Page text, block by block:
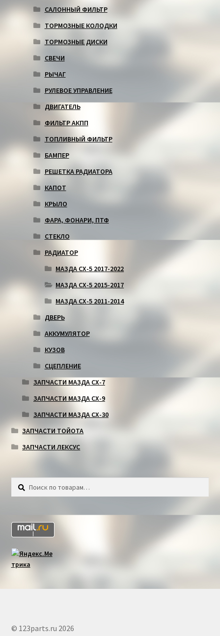
САЛОННЫЙ ФИЛЬТР
ТОРМОЗНЫЕ КОЛОДКИ
ТОРМОЗНЫЕ ДИСКИ
СВЕЧИ
РЫЧАГ
РУЛЕВОЕ УПРАВЛЕНИЕ
ДВИГАТЕЛЬ
ФИЛЬТР АКПП
ТОПЛИВНЫЙ ФИЛЬТР
БАМПЕР
РЕШЕТКА РАДИАТОРА
КАПОТ
КРЫЛО
ФАРА, ФОНАРИ, ПТФ
СТЕКЛО
РАДИАТОР
МАЗДА СХ-5 2017-2022
МАЗДА СХ-5 2015-2017
МАЗДА СХ-5 2011-2014
ДВЕРЬ
АККУМУЛЯТОР
КУЗОВ
СЦЕПЛЕНИЕ
ЗАПЧАСТИ МАЗДА СХ-7
ЗАПЧАСТИ МАЗДА СХ-9
ЗАПЧАСТИ МАЗДА СХ-30
ЗАПЧАСТИ ТОЙОТА
ЗАПЧАСТИ ЛЕКСУС
Искать:
Поиск
© 123parts.ru 2026